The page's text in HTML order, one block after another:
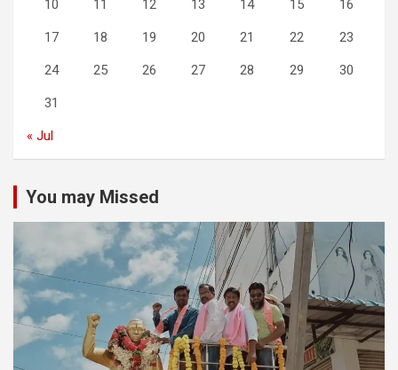
10 11 12 13 14 15 16
17 18 19 20 21 22 23
24 25 26 27 28 29 30
31
« Jul
You may Missed